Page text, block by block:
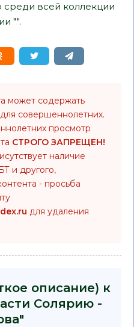
среди всей коллекции
"".
может содержать
совершеннолетних.
просмотр
СТРОГО ЗАПРЕЩЕН!
наличие
и другого,
- просьба
для удаления
описание) к
Солярию -